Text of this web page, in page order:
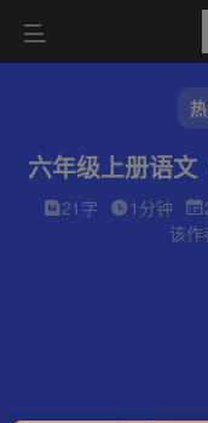
六年级上册语文
21字 1分钟
该